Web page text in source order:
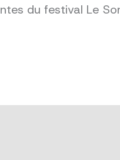
du festival Le